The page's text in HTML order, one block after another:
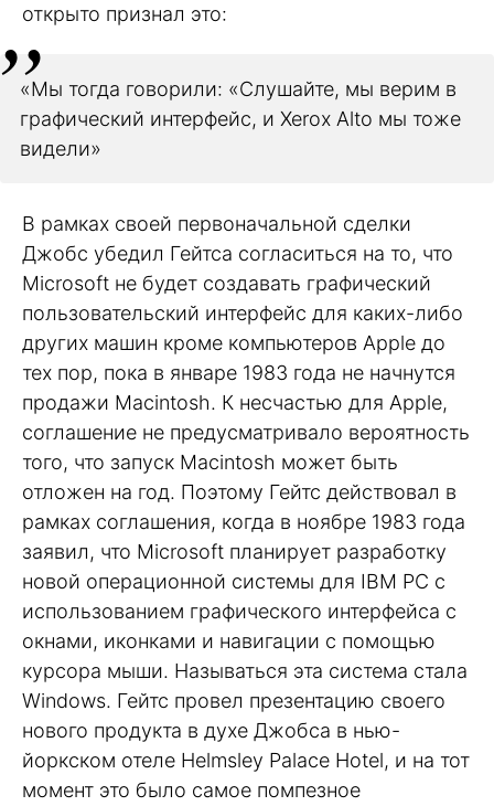
открыто признал это:
«Мы тогда говорили: «Слушайте, мы верим в
графический интерфейс, и Xerox Alto мы тоже
видели»
В рамках своей первоначальной сделки
Джобс убедил Гейтса согласиться на то, что
Microsoft не будет создавать графический
пользовательский интерфейс для каких-либо
других машин кроме компьютеров Apple до
тех пор, пока в январе 1983 года не начнутся
продажи Macintosh. К несчастью для Apple,
соглашение не предусматривало вероятность
того, что запуск Macintosh может быть
отложен на год. Поэтому Гейтс действовал в
рамках соглашения, когда в ноябре 1983 года
заявил, что Microsoft планирует разработку
новой операционной системы для IBM PC с
использованием графического интерфейса с
окнами, иконками и навигации с помощью
курсора мыши. Называться эта система стала
Windows. Гейтс провел презентацию своего
нового продукта в духе Джобса в нью-
йоркском отеле Helmsley Palace Hotel, и на тот
момент это было самое помпезное